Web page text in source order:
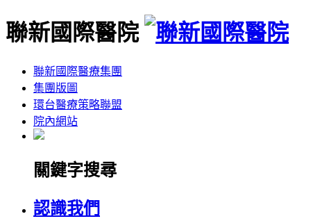
聯新國際醫院
聯新國際醫療集團
集團版圖
環台醫療策略聯盟
院內網站
關鍵字搜尋
認識我們